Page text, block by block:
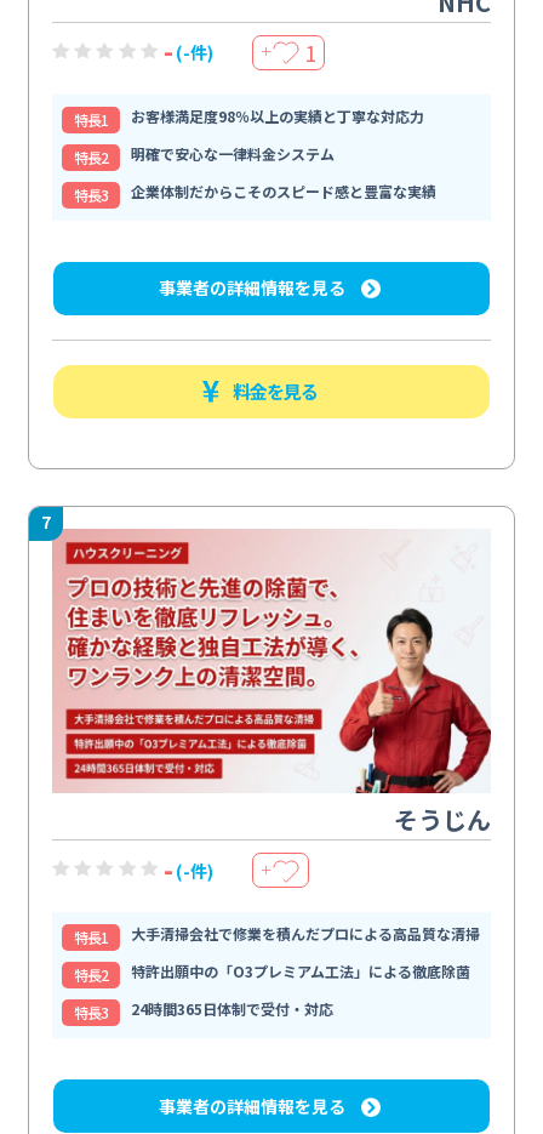
- (-件) ＋ 1
特⻑1
お客様満足度98％以上の実績と丁寧な対応力
特⻑2
明確で安心な一律料金システム
特⻑3
企業体制だからこそのスピード感と豊富な実績
事業者の詳細情報を見る
料金を見る
7
そうじん
- (-件) ＋
特⻑1
大手清掃会社で修業を積んだプロによる高品質な清掃
特⻑2
特許出願中の「O3プレミアム工法」による徹底除菌
特⻑3
24時間365日体制で受付・対応
事業者の詳細情報を見る